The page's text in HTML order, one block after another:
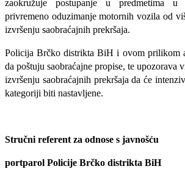
zaokružuje postupanje u predmetima
privremeno oduzimanje motornih vozila od
izvršenju saobraćajnih prekršaja.
Policija Brčko distrikta BiH i ovom prilikom
da poštuju saobraćajne propise, te upozorava
izvršenju saobraćajnih prekršaja da će
kategoriji biti nastavljene.
Stručni referent za odnose s javnošću
portparol Policije Brčko distrikta BiH